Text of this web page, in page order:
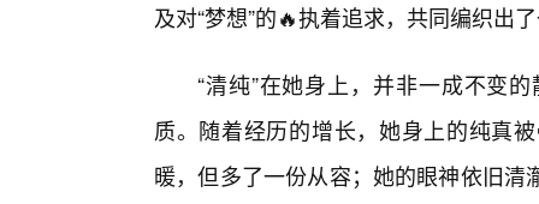
及对“梦想”的🔥执着追求，共同编织出
“清纯”在她身上，并非一成不变
质。随着经历的增长，她身上的纯真
暖，但多了一份从容；她的眼神依旧